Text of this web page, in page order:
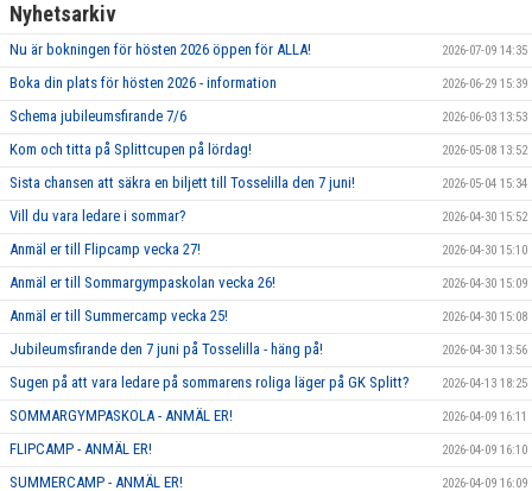
Nyhetsarkiv
Nu är bokningen för hösten 2026 öppen för ALLA! 2026-07-09 14:35
Boka din plats för hösten 2026 - information 2026-06-29 15:39
Schema jubileumsfirande 7/6 2026-06-03 13:53
Kom och titta på Splittcupen på lördag! 2026-05-08 13:52
Sista chansen att säkra en biljett till Tosselilla den 7 juni! 2026-05-04 15:34
Vill du vara ledare i sommar? 2026-04-30 15:52
Anmäl er till Flipcamp vecka 27! 2026-04-30 15:10
Anmäl er till Sommargympaskolan vecka 26! 2026-04-30 15:09
Anmäl er till Summercamp vecka 25! 2026-04-30 15:08
Jubileumsfirande den 7 juni på Tosselilla - häng på! 2026-04-30 13:56
Sugen på att vara ledare på sommarens roliga läger på GK Splitt? 2026-04-13 18:25
SOMMARGYMPASKOLA - ANMÄL ER! 2026-04-09 16:11
FLIPCAMP - ANMÄL ER! 2026-04-09 16:10
SUMMERCAMP - ANMÄL ER! 2026-04-09 16:09